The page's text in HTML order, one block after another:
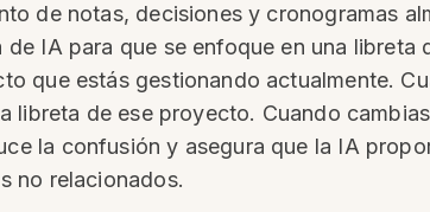
de notas, decisiones y cronogramas
IA para que se enfoque en una
que estás gestionando actualmente.
libreta de ese proyecto. Cuando
la confusión y asegura que la IA
no relacionados.